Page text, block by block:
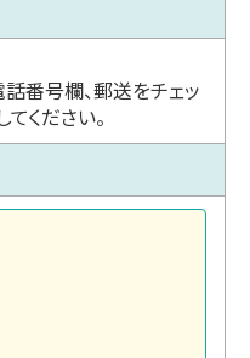
番号欄、郵送をチェッ
ください。